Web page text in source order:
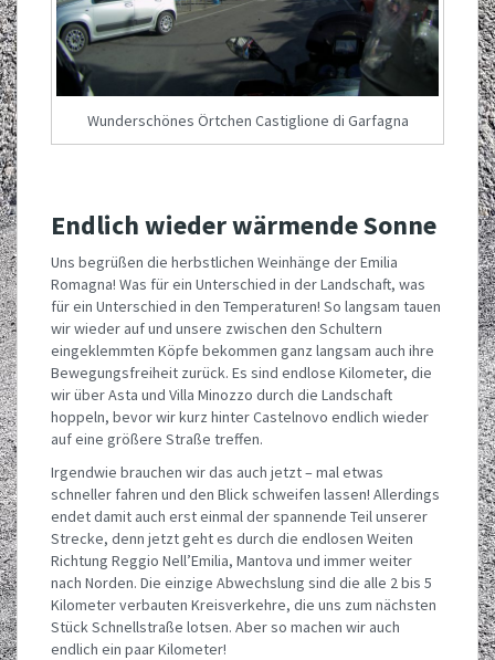
Wunderschönes Örtchen Castiglione di Garfagna
Endlich wieder wärmende Sonne
Uns begrüßen die herbstlichen Weinhänge der Emilia
Romagna! Was für ein Unterschied in der Landschaft, was
für ein Unterschied in den Temperaturen! So langsam tauen
wir wieder auf und unsere zwischen den Schultern
eingeklemmten Köpfe bekommen ganz langsam auch ihre
Bewegungsfreiheit zurück. Es sind endlose Kilometer, die
wir über Asta und Villa Minozzo durch die Landschaft
hoppeln, bevor wir kurz hinter Castelnovo endlich wieder
auf eine größere Straße treffen.
Irgendwie brauchen wir das auch jetzt – mal etwas
schneller fahren und den Blick schweifen lassen! Allerdings
endet damit auch erst einmal der spannende Teil unserer
Strecke, denn jetzt geht es durch die endlosen Weiten
Richtung Reggio Nell’Emilia, Mantova und immer weiter
nach Norden. Die einzige Abwechslung sind die alle 2 bis 5
Kilometer verbauten Kreisverkehre, die uns zum nächsten
Stück Schnellstraße lotsen. Aber so machen wir auch
endlich ein paar Kilometer!